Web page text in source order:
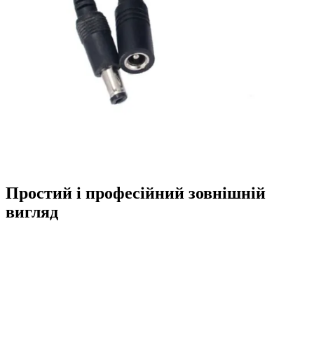
Простий і професійний зовнішній
вигляд